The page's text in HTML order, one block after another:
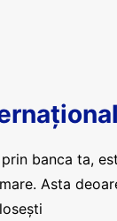
banca ta,
Asta